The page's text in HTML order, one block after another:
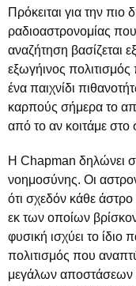
Πρόκειται για την
ραδιοαστρονομίας
αναζήτηση βασίζεται
εξωγήινος
ένα παιχνίδι
καρπούς σήμερα το
από το αν κοιτάμε
Η Chapman δηλώνει
νοημοσύνης. Οι
ότι σχεδόν κάθε
εκ των οποίων
φυσική ισχύει το
πολιτισμός που
μεγάλων αποστάσεων